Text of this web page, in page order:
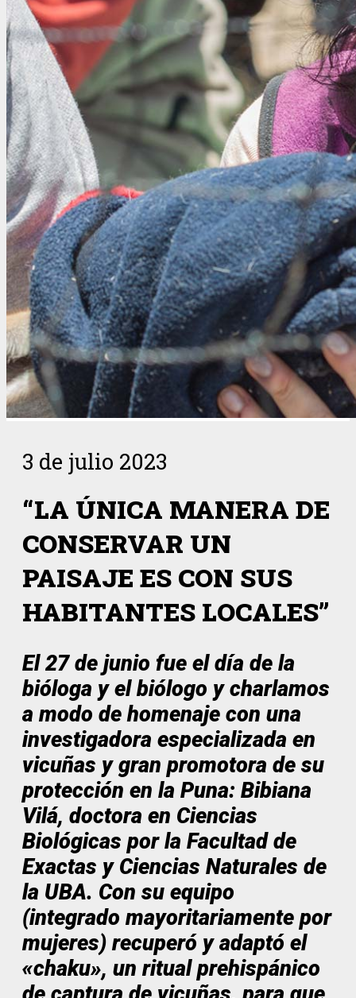
3 de julio 2023
“LA ÚNICA MANERA DE
CONSERVAR UN
PAISAJE ES CON SUS
HABITANTES LOCALES”
El 27 de junio fue el día de la
bióloga y el biólogo y charlamos
a modo de homenaje con una
investigadora especializada en
vicuñas y gran promotora de su
protección en la Puna: Bibiana
Vilá, doctora en Ciencias
Biológicas por la Facultad de
Exactas y Ciencias Naturales de
la UBA. Con su equipo
(integrado mayoritariamente por
mujeres) recuperó y adaptó el
«chaku», un ritual prehispánico